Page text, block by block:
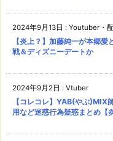
2024年9月13日 : Youtuber・
【炎上？】加藤純一が本郷
戦＆ディズニーデートか
2024年9月2日 : Vtuber
【コレコレ】YAB(やぶ)MIX
用など迷惑行為疑惑まとめ【